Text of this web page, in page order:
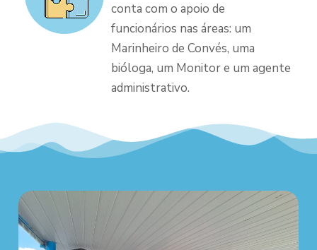
conta com o apoio de
funcionários nas áreas: um
Marinheiro de Convés, uma
bióloga, um Monitor e um agente
administrativo.